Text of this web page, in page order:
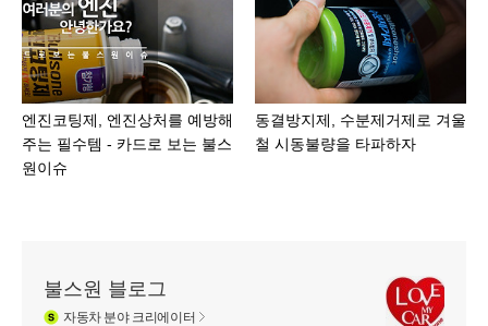
엔진코팅제, 엔진상처를 예방해
주는 필수템 - 카드로 보는 불스
원이슈
동결방지제, 수분제거제로 겨울
철 시동불량을 타파하자
불스원 블로그
자동차분야 크리에이터